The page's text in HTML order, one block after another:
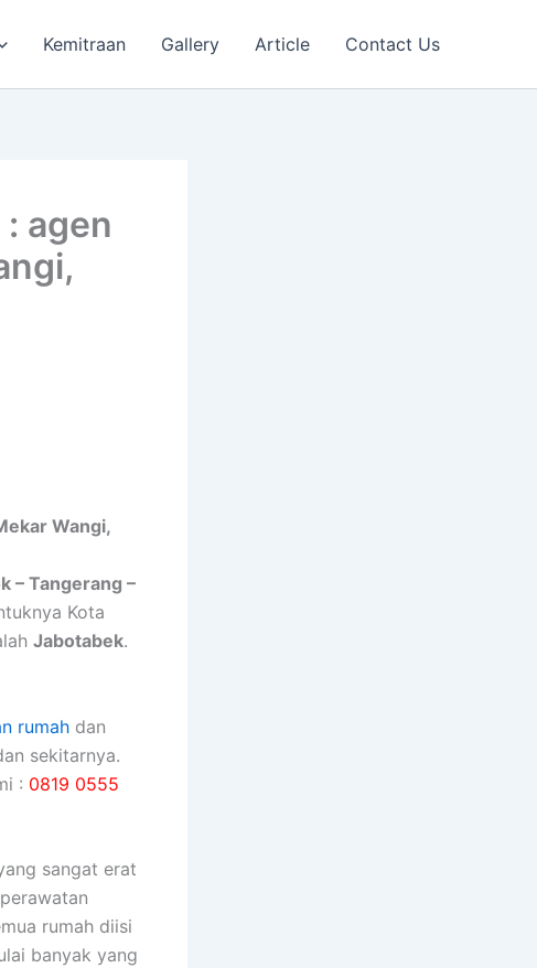
Kemitraan Gallery Article Contact Us
agen
Wangi,
– Tangerang –
Kota
Jabotabek.
rumah dan
sekitarnya.
: 0819 0555
ѕаngаt erat
rumah diisi
bаnуаk уаng